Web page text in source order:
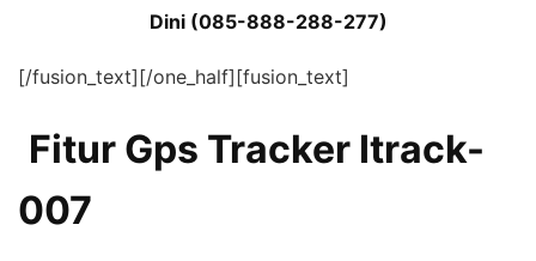
Dini (085-888-288-277)
[/fusion_text][/one_half][fusion_text]
Fitur Gps Tracker Itrack-
007